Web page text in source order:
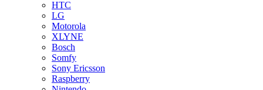
HTC
LG
Motorola
XLYNE
Bosch
Somfy
Sony Ericsson
Raspberry